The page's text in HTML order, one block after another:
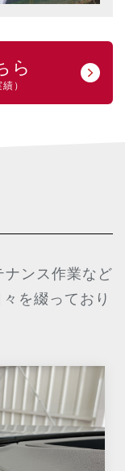
ら
）
ンス作業など
を綴っており